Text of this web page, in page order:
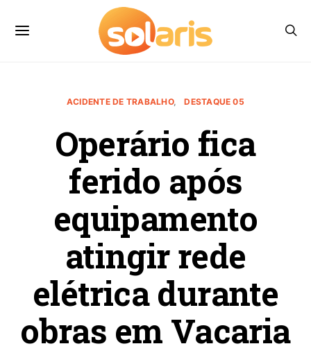
ACIDENTE DE TRABALHO DESTAQUE 05
Operário fica
ferido após
equipamento
atingir rede
elétrica durante
obras em Vacaria